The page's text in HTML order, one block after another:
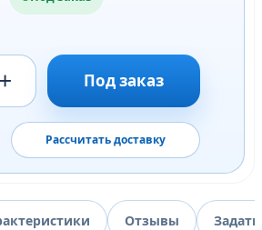
+ Под заказ
Рассчитать доставку
Отзывы